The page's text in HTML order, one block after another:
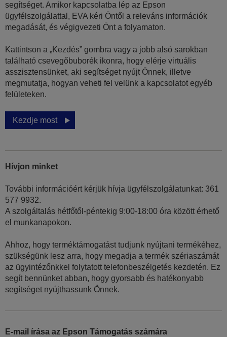
segítséget. Amikor kapcsolatba lép az Epson
ügyfélszolgálattal, EVA kéri Öntől a releváns információk
megadását, és végigvezeti Önt a folyamaton.
Kattintson a „Kezdés” gombra vagy a jobb alsó sarokban
található csevegőbuborék ikonra, hogy elérje virtuális
asszisztensünket, aki segítséget nyújt Önnek, illetve
megmutatja, hogyan veheti fel velünk a kapcsolatot egyéb
felületeken.
Kezdje most
Hívjon minket
További információért kérjük hívja ügyfélszolgálatunkat: 361
577 9932.
A szolgáltalás hétfőtől-péntekig 9:00-18:00 óra között érhető
el munkanapokon.
Ahhoz, hogy terméktámogatást tudjunk nyújtani termékéhez,
szükségünk lesz arra, hogy megadja a termék szériaszámát
az ügyintézőnkkel folytatott telefonbeszélgetés kezdetén. Ez
segít bennünket abban, hogy gyorsabb és hatékonyabb
segítséget nyújthassunk Önnek.
E-mail írása az Epson Támogatás számára